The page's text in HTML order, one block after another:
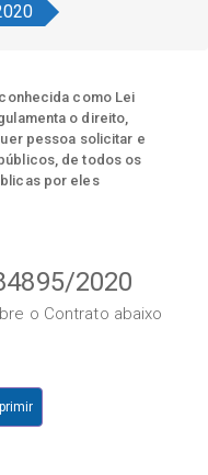
como Lei
o direito,
pessoa solicitar e
de todos os
por eles
2020
o Contrato abaixo